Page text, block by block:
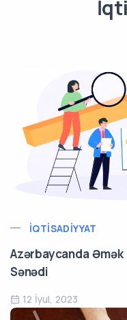
İQTISADIYYAT
Azərbaycanda Əmək
Sənədi
12 İyul, 2023